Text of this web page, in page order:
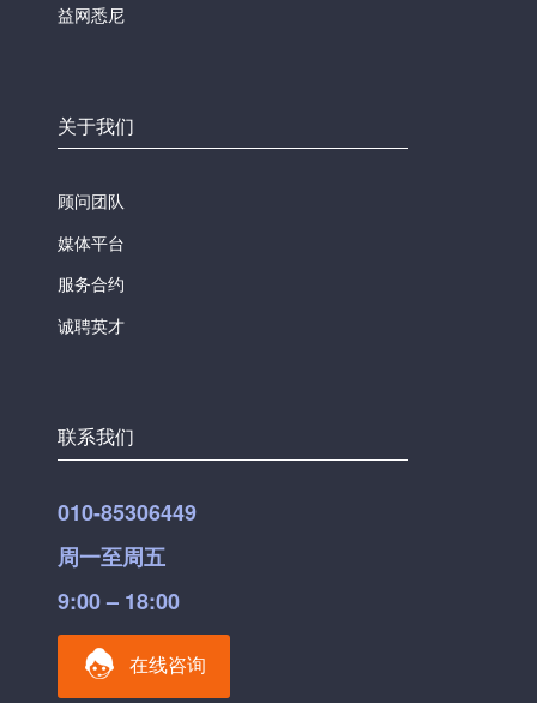
益网悉尼
关于我们
顾问团队
媒体平台
服务合约
诚聘英才
联系我们
010-85306449
周一至周五
9:00 – 18:00
在线咨询